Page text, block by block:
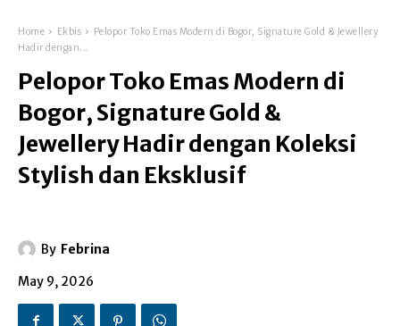
Home Ekbis
Pelopor Toko Emas Modern di Bogor, Signature Gold & Jewellery
Hadir dengan...
Pelopor Toko Emas Modern di
Bogor, Signature Gold &
Jewellery Hadir dengan Koleksi
Stylish dan Eksklusif
By Febrina
May 9, 2026